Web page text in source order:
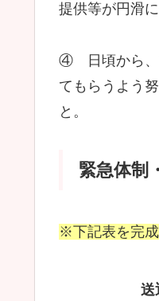
提供等が円滑
④ 日頃から、
てもらうよう
と。
緊急体制
※下記表を完成
送